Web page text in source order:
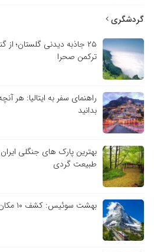
گردشگری
۲۵ جاذبه دیدنی گلستان؛ از
ترکمن صحرا
راهنمای سفر به ایتالیا: هر
بدانید
بهترین پارک های جنگلی
طبیعت گردی
بهشت سوئیس: کشف ۱۰ مکان گردشگری و دیدنی برتر